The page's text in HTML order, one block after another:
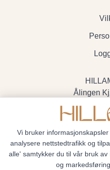
Ålingen
- Org.nr.
Vi bruker
analysere nettstedtrafikk og
alle' samtykker du til vår bruk
og